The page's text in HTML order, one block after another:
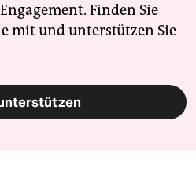
Finden Sie
mit und unterstützen Sie